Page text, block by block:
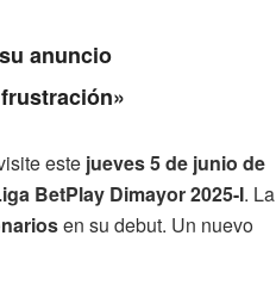
anuncio
este jueves 5 de junio de
BetPlay Dimayor 2025-I. La
en su debut. Un nuevo